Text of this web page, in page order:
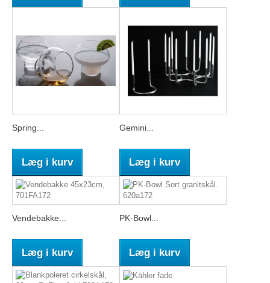
Spring...
Læg i kurv
Gemini...
Læg i kurv
Vendebakke...
Læg i kurv
PK-Bowl...
Læg i kurv